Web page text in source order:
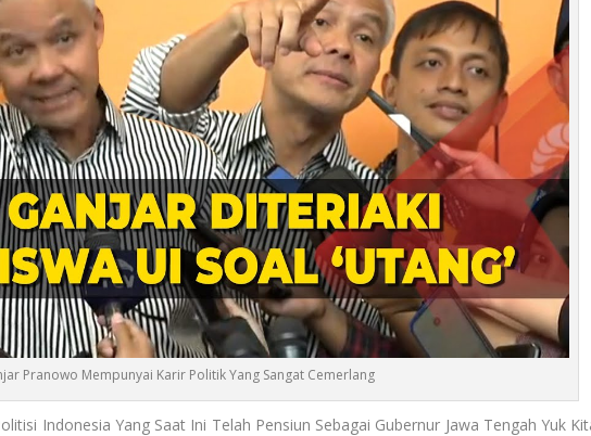
Pranowo Mempunyai Karir Politik Yang Sangat Cemerlang
Indonesia Yang Saat Ini Telah Pensiun Sebagai Gubernur Jawa Tengah Yuk